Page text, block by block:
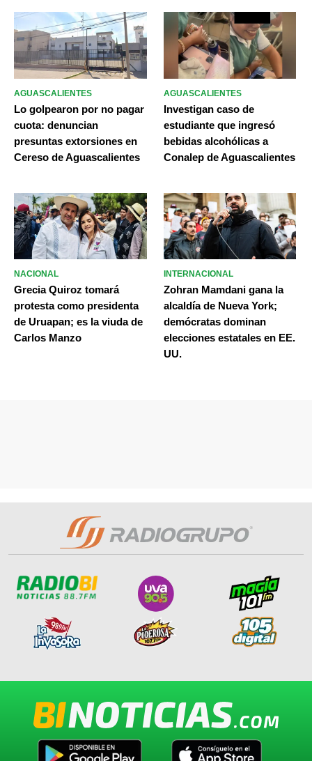
AGUASCALIENTES
Lo golpearon por no pagar
cuota: denuncian
presuntas extorsiones en
Cereso de Aguascalientes
AGUASCALIENTES
Investigan caso de
estudiante que ingresó
bebidas alcohólicas a
Conalep de Aguascalientes
NACIONAL
Grecia Quiroz tomará
protesta como presidenta
de Uruapan; es la viuda de
Carlos Manzo
INTERNACIONAL
Zohran Mamdani gana la
alcaldía de Nueva York;
demócratas dominan
elecciones estatales en EE.
UU.